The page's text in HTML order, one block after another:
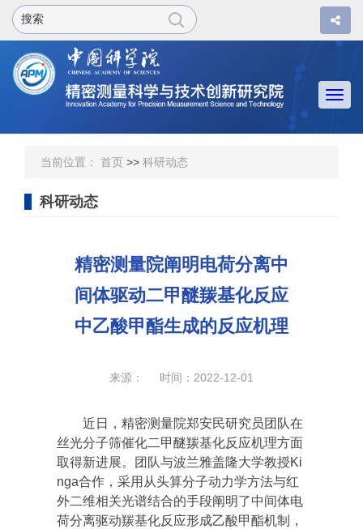
当前位置： 首页 >> 科研动态
科研动态
精密测量院阐明电荷分离中
间体驱动二甲醚羰基化反应
中乙酸甲酯生成的反应机理
来源： 时间：2022-12-01
近日，精密测量院郑安民研究员团队在
丝光分子筛催化二甲醚羰基化反应机理方面
取得新进展。团队与波兰雅盖隆大学教授Ki
nga合作，采用从头算分子动力学方法与红
外二维相关光谱结合的手段阐明了中间体电
荷分离驱动羰基化反应形成乙酸甲酯机制，